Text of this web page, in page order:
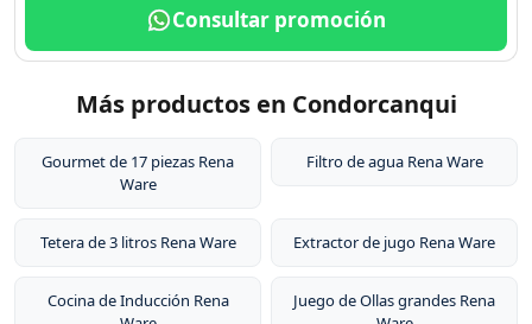
Consultar promoción
Más productos en Condorcanqui
Gourmet de 17 piezas Rena
Ware
Filtro de agua Rena Ware
Tetera de 3 litros Rena Ware Extractor de jugo Rena Ware
Cocina de Inducción Rena
Juego de Ollas grandes Rena